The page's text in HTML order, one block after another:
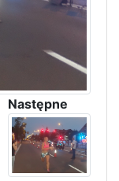
Następne